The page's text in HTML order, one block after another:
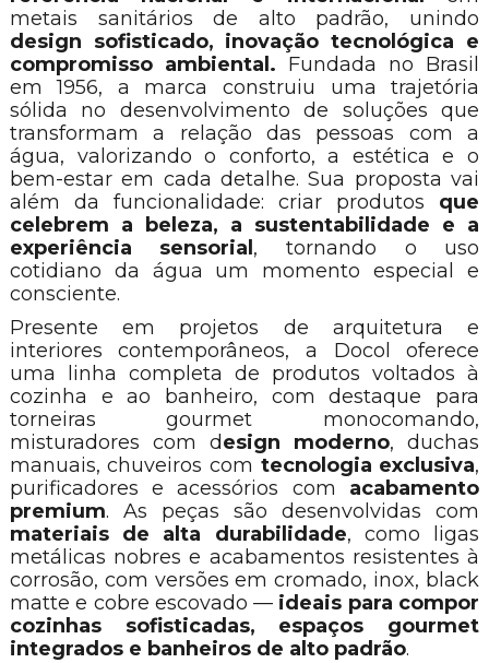
metais sanitários de alto padrão, unindo
design sofisticado, inovação tecnológica e
compromisso ambiental. Fundada no Brasil
em 1956, a marca construiu uma trajetória
sólida no desenvolvimento de soluções que
transformam a relação das pessoas com a
água, valorizando o conforto, a estética e o
bem-estar em cada detalhe. Sua proposta vai
além da funcionalidade: criar produtos que
celebrem a beleza, a sustentabilidade e a
experiência sensorial, tornando o uso
cotidiano da água um momento especial e
consciente.
Presente em projetos de arquitetura e
interiores contemporâneos, a Docol oferece
uma linha completa de produtos voltados à
cozinha e ao banheiro, com destaque para
torneiras gourmet monocomando,
misturadores com design moderno, duchas
manuais, chuveiros com tecnologia exclusiva,
purificadores e acessórios com acabamento
premium. As peças são desenvolvidas com
materiais de alta durabilidade, como ligas
metálicas nobres e acabamentos resistentes à
corrosão, com versões em cromado, inox, black
matte e cobre escovado — ideais para compor
cozinhas sofisticadas, espaços gourmet
integrados e banheiros de alto padrão.